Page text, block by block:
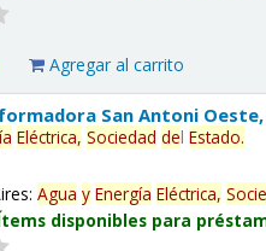
Agregar al carrito
San Antoni
Eléctrica, Sociedad delEstado.
Agua y Energía Eléctrica,
disponibles para